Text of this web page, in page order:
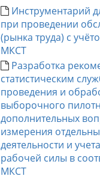
Инструментарий
при проведении
(рынка труда) с
МКСТ
Разработка
статистическим
проведения и
выборочного
дополнительных
измерения
деятельности и
рабочей силы в
МКСТ